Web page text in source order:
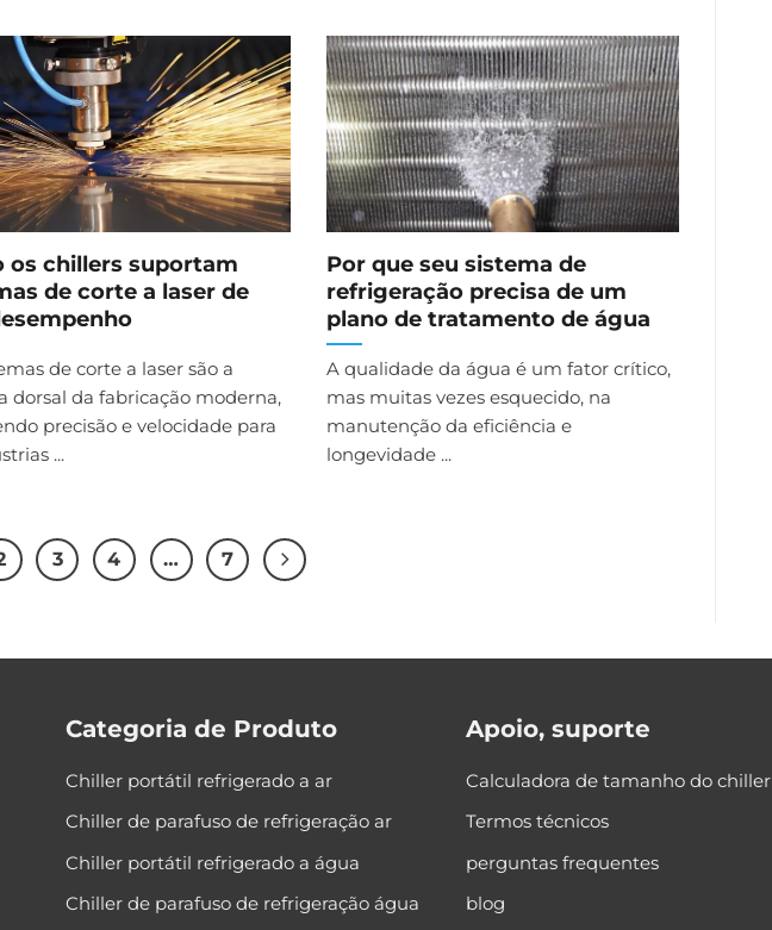
os chillers suportam
de corte a laser de
de corte a laser são a
dorsal da fabricação moderna,
precisão e velocidade para
...
Por que seu sistema de
refrigeração precisa de um
plano de tratamento de água
A qualidade da água é um fator crítico,
mas muitas vezes esquecido, na
manutenção da eficiência e
longevidade ...
3 4 … 7
Categoria de Produto
Chiller portátil refrigerado a ar
Chiller de parafuso de refrigeração ar
Chiller portátil refrigerado a água
Chiller de parafuso de refrigeração água
Apoio, suporte
Calculadora de tamanho do chiller
Termos técnicos
perguntas frequentes
blog